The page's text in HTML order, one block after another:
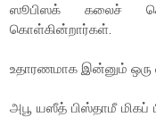
ஸூபிஸக் கலைச்
கொள்கின்றார்கள்.
உதாரணமாக இன்னும்
அபூ யஸீத் பிஸ்தாமீ மிகப்